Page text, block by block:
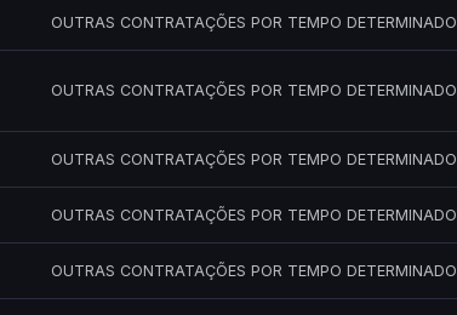
OUTRAS CONTRATAÇÕES POR TEMPO DETERMINADO
OUTRAS CONTRATAÇÕES POR TEMPO DETERMINADO
OUTRAS CONTRATAÇÕES POR TEMPO DETERMINADO
OUTRAS CONTRATAÇÕES POR TEMPO DETERMINADO
OUTRAS CONTRATAÇÕES POR TEMPO DETERMINADO